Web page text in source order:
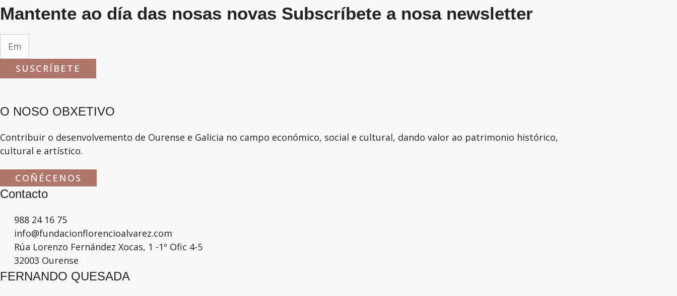
Mantente ao día das nosas novas Subscríbete a nosa newsletter
SUSCRÍBETE
O NOSO OBXETIVO
Contribuir o desenvolvemento de Ourense e Galicia no campo económico, social e cultural, dando valor ao patrimonio histórico,
cultural e artístico.
COÑÉCENOS
Contacto
988 24 16 75
info@fundacionflorencioalvarez.com
Rúa Lorenzo Fernández Xocas, 1 -1º Ofic 4-5
32003 Ourense
FERNANDO QUESADA